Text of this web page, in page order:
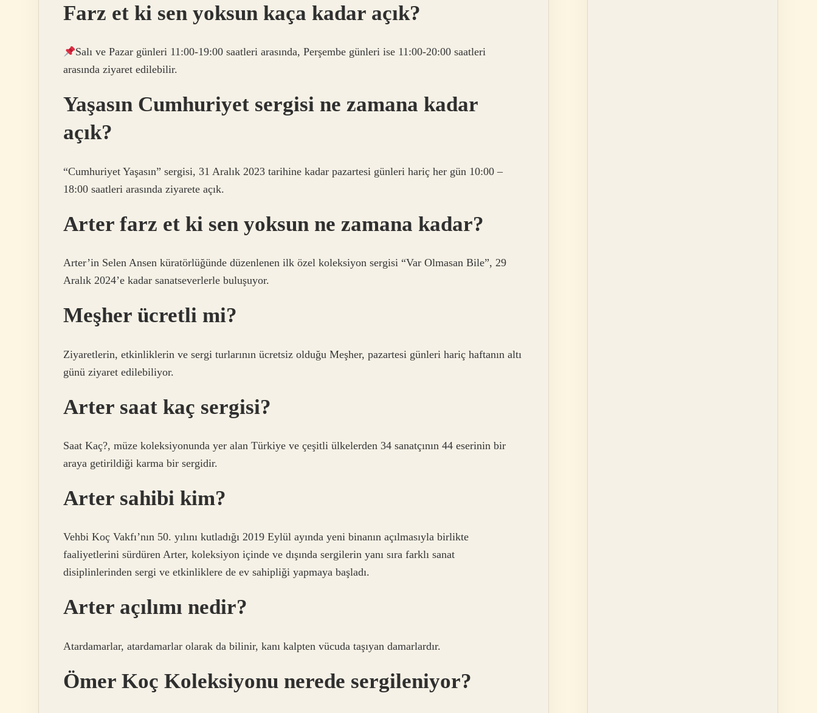
Farz et ki sen yoksun kaça kadar açık?
Salı ve Pazar günleri 11:00-19:00 saatleri arasında, Perşembe günleri ise 11:00-20:00 saatleri
arasında ziyaret edilebilir.
Yaşasın Cumhuriyet sergisi ne zamana kadar
açık?
“Cumhuriyet Yaşasın” sergisi, 31 Aralık 2023 tarihine kadar pazartesi günleri hariç her gün 10:00 –
18:00 saatleri arasında ziyarete açık.
Arter farz et ki sen yoksun ne zamana kadar?
Arter’in Selen Ansen küratörlüğünde düzenlenen ilk özel koleksiyon sergisi “Var Olmasan Bile”, 29
Aralık 2024’e kadar sanatseverlerle buluşuyor.
Meşher ücretli mi?
Ziyaretlerin, etkinliklerin ve sergi turlarının ücretsiz olduğu Meşher, pazartesi günleri hariç haftanın altı
günü ziyaret edilebiliyor.
Arter saat kaç sergisi?
Saat Kaç?, müze koleksiyonunda yer alan Türkiye ve çeşitli ülkelerden 34 sanatçının 44 eserinin bir
araya getirildiği karma bir sergidir.
Arter sahibi kim?
Vehbi Koç Vakfı’nın 50. yılını kutladığı 2019 Eylül ayında yeni binanın açılmasıyla birlikte
faaliyetlerini sürdüren Arter, koleksiyon içinde ve dışında sergilerin yanı sıra farklı sanat
disiplinlerinden sergi ve etkinliklere de ev sahipliği yapmaya başladı.
Arter açılımı nedir?
Atardamarlar, atardamarlar olarak da bilinir, kanı kalpten vücuda taşıyan damarlardır.
Ömer Koç Koleksiyonu nerede sergileniyor?